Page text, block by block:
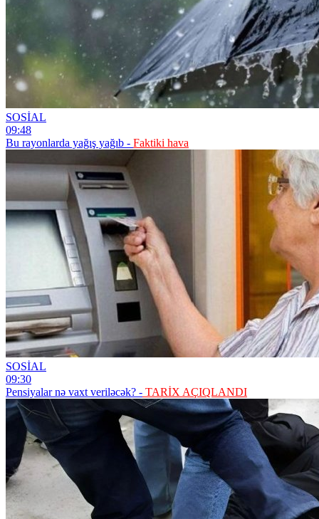
SOSİAL
09:48
Bu rayonlarda yağış yağıb - Faktiki hava
SOSİAL
09:30
Pensiyalar nə vaxt veriləcək? - TARİX AÇIQLANDI